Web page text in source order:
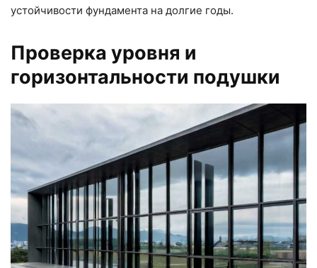
устойчивости фундамента на долгие годы.
Проверка уровня и
горизонтальности подушки